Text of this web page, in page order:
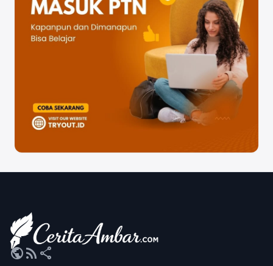
publicrss_feed share